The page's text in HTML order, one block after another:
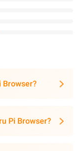
Browser?
Pi Browser?